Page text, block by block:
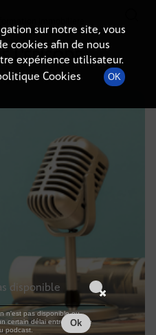
L'ÉPISODE
sur notre site, vous
cookies afin de nous
expérience utilisateur.
Cookies
OK
disponible
n'est pas disponible ou
certain délai entre la fin de
podcast.
Ok